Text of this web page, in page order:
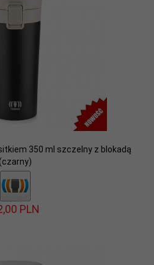
350 ml szczelny z blokadą
(czarny)
00 PLN